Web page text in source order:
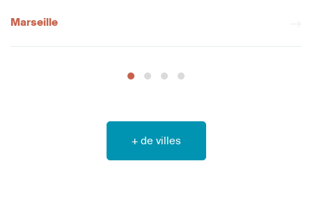
Marseille
+ de villes